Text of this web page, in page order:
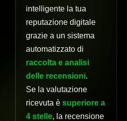
intelligente la tua
reputazione digitale
grazie a un sistema
automatizzato di
raccolta e analisi
delle recensioni.
Se la valutazione
ricevuta è superiore a
4 stelle, la recensione